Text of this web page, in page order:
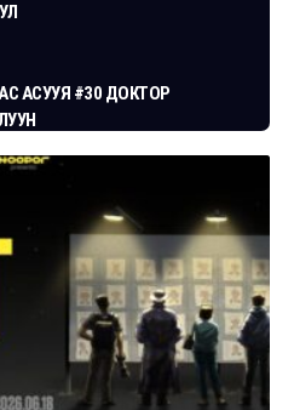
АСУУЯ #30 ДОКТОР
АСУУЯ #29 СГЗ С.ЦОГТБАЯР
АСУУЯ #28 ХУУЛЬЧ